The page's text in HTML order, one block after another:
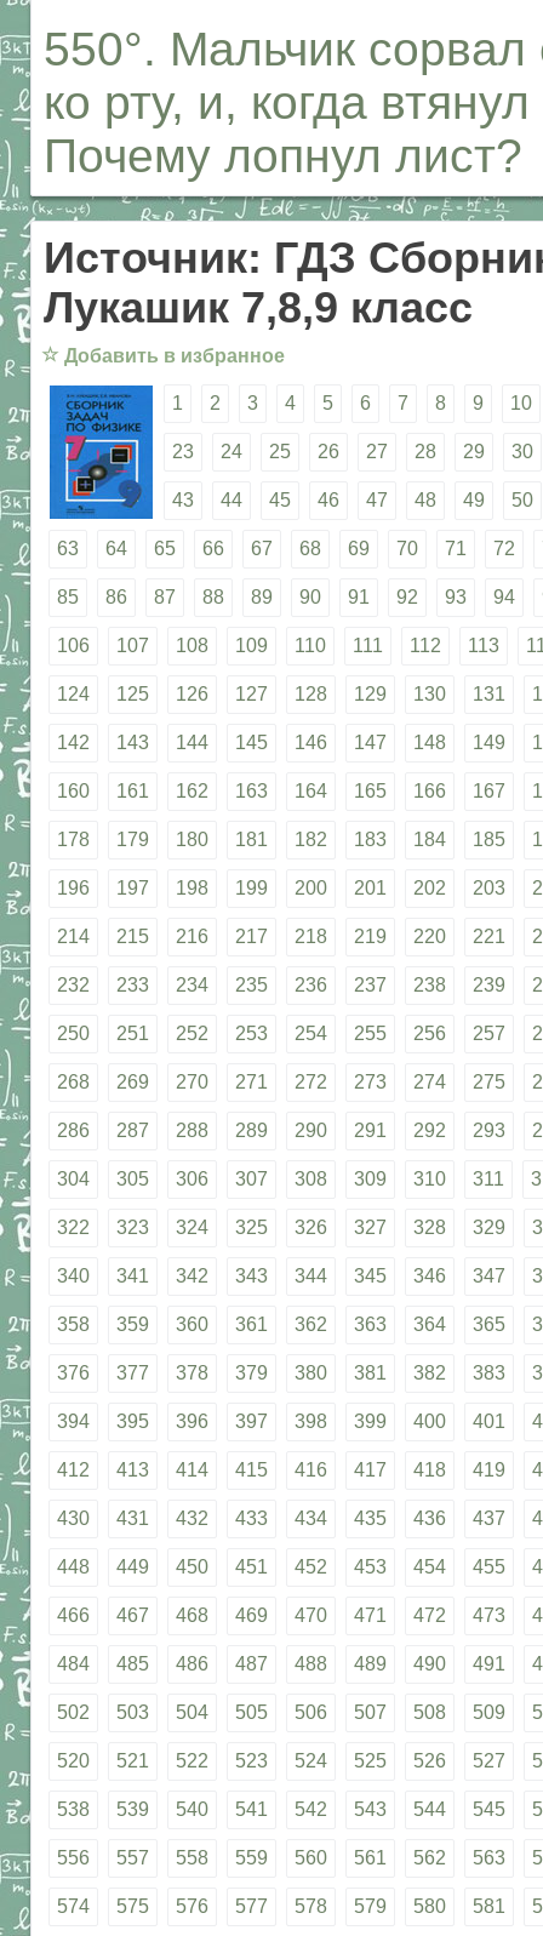
550°. Мальчик сорвал
ко рту, и, когда
Почему лопнул лист?
Источник: ГДЗ
Лукашик 7,8,9 класс
☆ Добавить в избранное
1 2 3 4 5 6 7 8 9 10
23 24 25 26 27 28 29 30
43 44 45 46 47 48 49 50
63 64 65 66 67 68 69 70 71 72
85 86 87 88 89 90 91 92 93 94
106 107 108 109 110 111 112 113
124 125 126 127 128 129 130 131
142 143 144 145 146 147 148 149
160 161 162 163 164 165 166 167
178 179 180 181 182 183 184 185
196 197 198 199 200 201 202 203
214 215 216 217 218 219 220 221
232 233 234 235 236 237 238 239
250 251 252 253 254 255 256 257
268 269 270 271 272 273 274 275
286 287 288 289 290 291 292 293
304 305 306 307 308 309 310 311
322 323 324 325 326 327 328 329
340 341 342 343 344 345 346 347
358 359 360 361 362 363 364 365
376 377 378 379 380 381 382 383
394 395 396 397 398 399 400 401
412 413 414 415 416 417 418 419
430 431 432 433 434 435 436 437
448 449 450 451 452 453 454 455
466 467 468 469 470 471 472 473
484 485 486 487 488 489 490 491
502 503 504 505 506 507 508 509
520 521 522 523 524 525 526 527
538 539 540 541 542 543 544 545
556 557 558 559 560 561 562 563
574 575 576 577 578 579 580 581